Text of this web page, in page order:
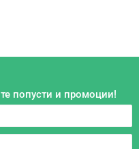
попусти и промоции!